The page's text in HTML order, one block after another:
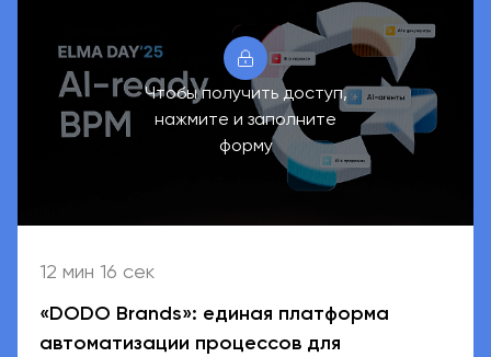
Чтобы получить доступ,
нажмите и заполните
форму
12 мин 16 сек
«DODO Brands»: единая платформа
автоматизации процессов для